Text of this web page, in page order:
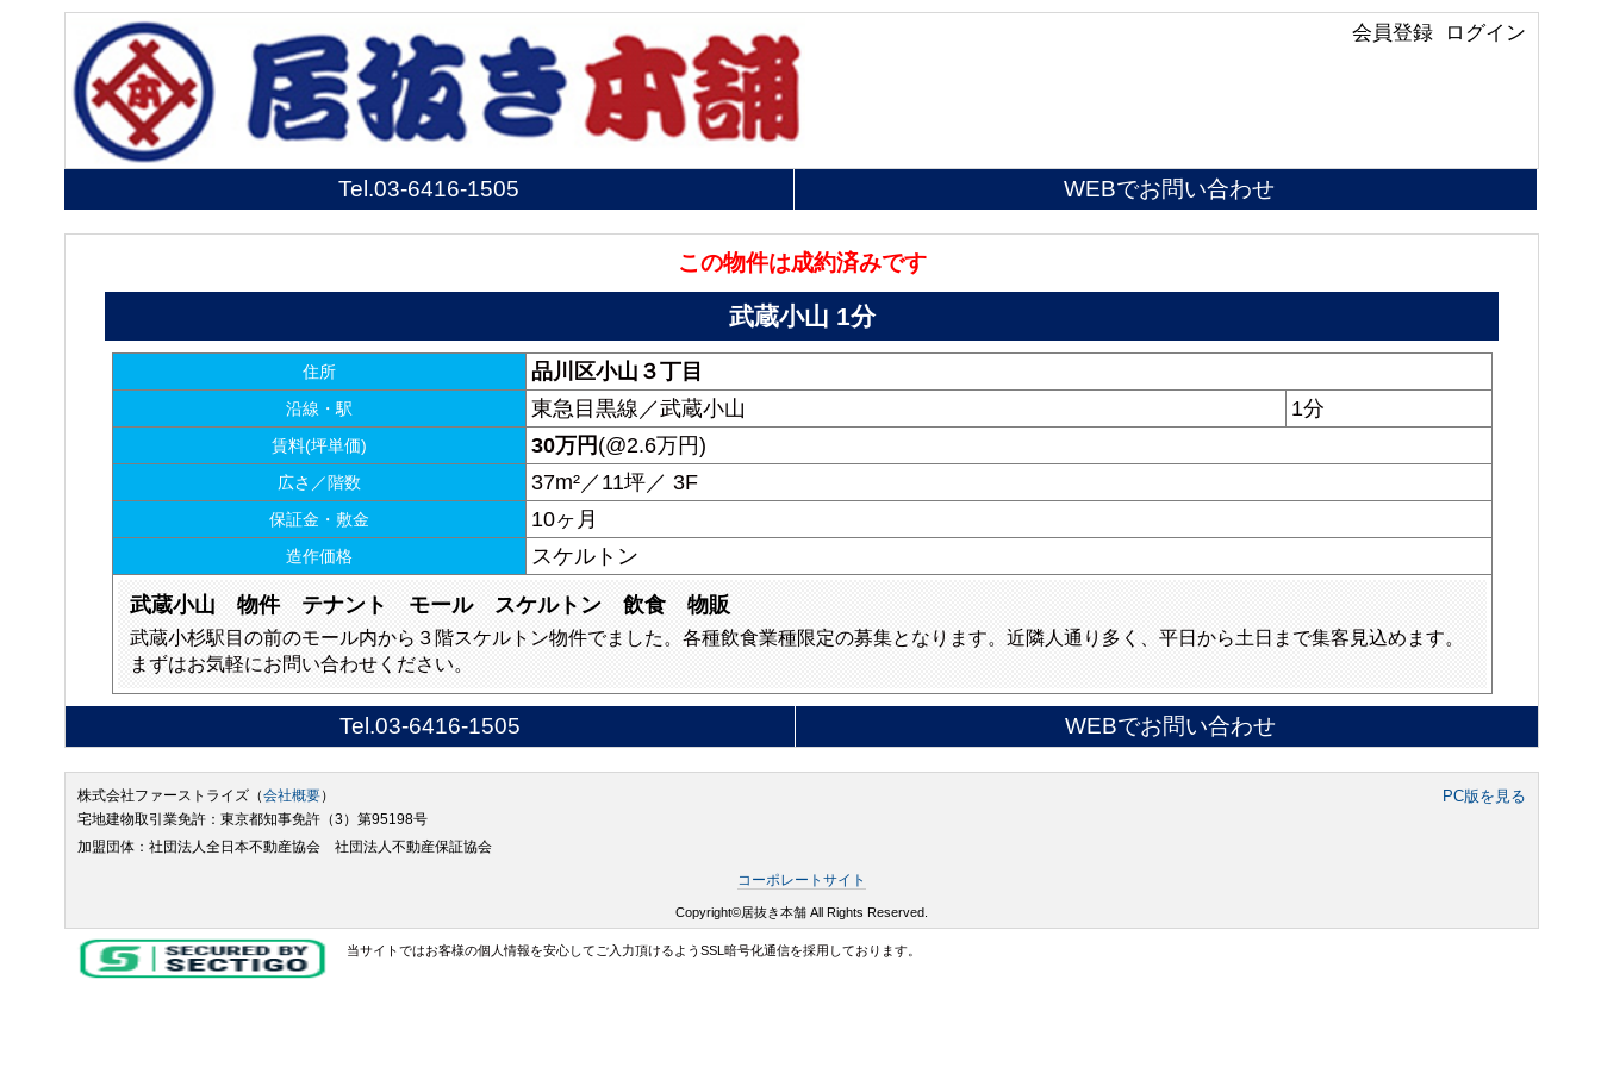
ログイン
会員登録
Tel.03-6416-1505 WEBでお問い合わせ
この物件は成約済みです
武蔵小山 1分
住所 品川区小山３丁目
沿線・駅 東急目黒線／武蔵小山 1分
賃料(坪単価) 30万円 (@2.6万円)
広さ／階数 37m²／11坪／ 3F
保証金・敷金 10ヶ月
造作価格 スケルトン
武蔵小山 物件 テナント モール スケルトン 飲食 物販
武蔵小杉駅目の前のモール内から３階スケルトン物件でました。各種飲食業種限定の募集となります。近隣人通り多く、平日から土日まで集客見込めます。
まずはお気軽にお問い合わせください。
Tel.03-6416-1505 WEBでお問い合わせ
株式会社ファーストライズ（会社概要） PC版を見る
宅地建物取引業免許：東京都知事免許（3）第95198号
加盟団体：社団法人全日本不動産協会 社団法人不動産保証協会
コーポレートサイト
Copyright©居抜き本舗 All Rights Reserved.
当サイトではお客様の個人情報を安心してご入力頂けるようSSL暗号化通信を採用しております。